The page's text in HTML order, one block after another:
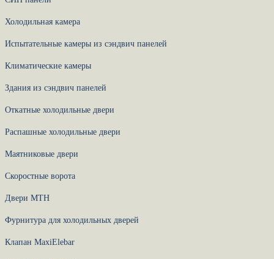
Холодильная камера
Испытательные камеры из сэндвич панелей
Климатические камеры
Здания из сэндвич панелей
Откатные холодильные двери
Распашные холодильные двери
Маятниковые двери
Скоростные ворота
Двери МТН
Фурнитура для холодильных дверей
Клапан MaxiElebar